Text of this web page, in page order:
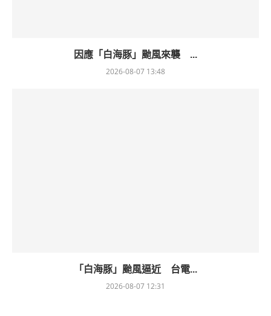
因應「白海豚」颱風來襲 ...
2026-08-07 13:48
「白海豚」颱風逼近 台電...
2026-08-07 12:31